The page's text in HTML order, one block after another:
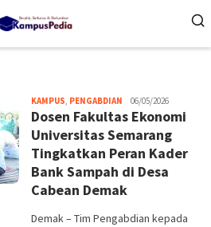
KAMPUS, PENGABDIAN Melani
06/05/2026
Dosen Fakultas Ekonomi
Universitas Semarang
Tingkatkan Peran Kader
Bank Sampah di Desa
Cabean Demak
Demak – Tim Pengabdian kepada